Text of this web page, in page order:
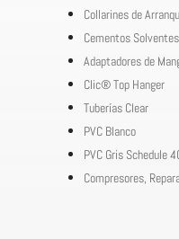
Collarines de
Cementos Solventes
Adaptadores de
Clic® Top Hanger
Tuberías Clear
PVC Blanco
PVC Gris Schedule
Compresores,